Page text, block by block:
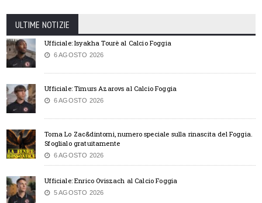
ULTIME NOTIZIE
Ufficiale: Isyakha Tourè al Calcio Foggia
6 AGOSTO 2026
Ufficiale: Timurs Azarovs al Calcio Foggia
6 AGOSTO 2026
Torna Lo Zac&dintorni, numero speciale sulla rinascita del Foggia.
Sfoglialo gratuitamente
6 AGOSTO 2026
Ufficiale: Enrico Oviszach al Calcio Foggia
5 AGOSTO 2026